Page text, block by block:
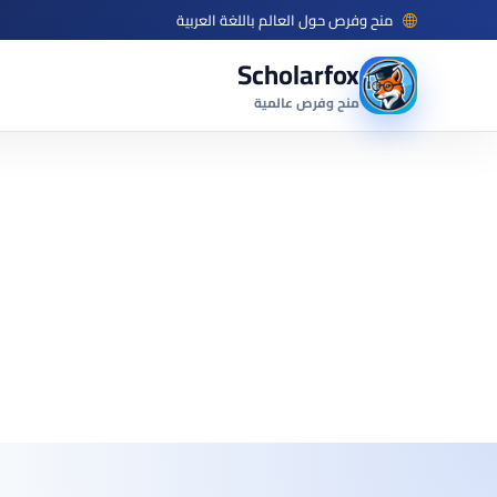
منح وفرص حول العالم باللغة العربية
Scholarfox
منح وفرص عالمية